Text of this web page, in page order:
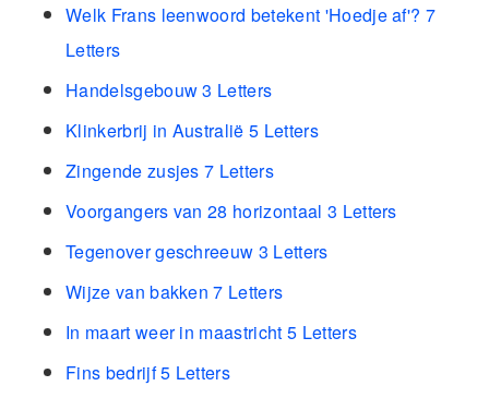
Welk Frans leenwoord betekent 'Hoedje af'? 7
Letters
Handelsgebouw 3 Letters
Klinkerbrij in Australië 5 Letters
Zingende zusjes 7 Letters
Voorgangers van 28 horizontaal 3 Letters
Tegenover geschreeuw 3 Letters
Wijze van bakken 7 Letters
In maart weer in maastricht 5 Letters
Fins bedrijf 5 Letters